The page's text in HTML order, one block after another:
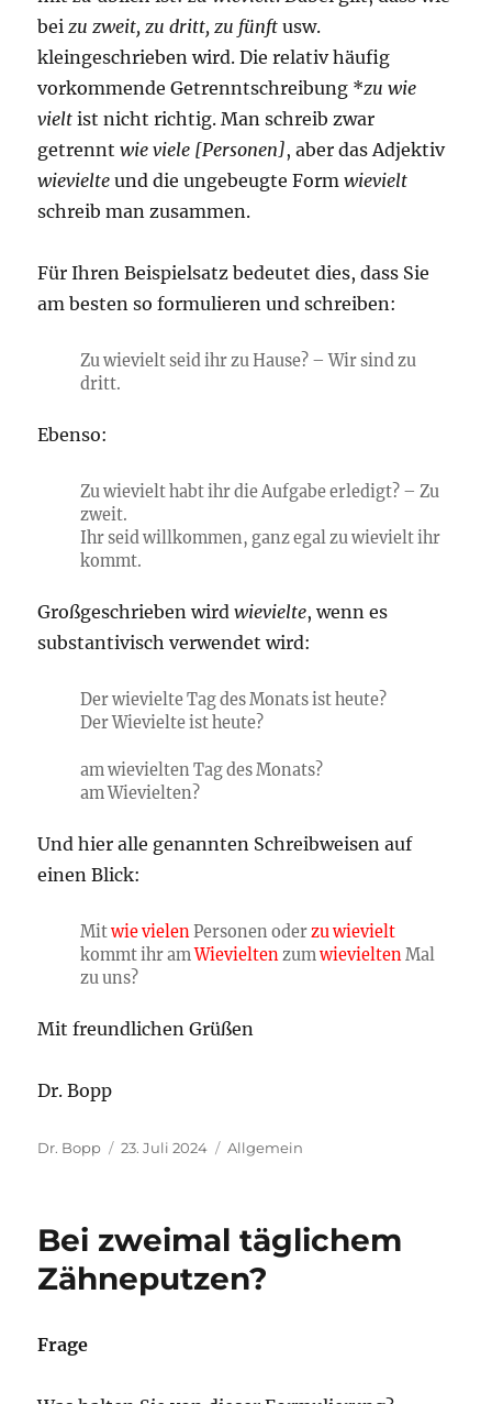
bei zu zweit, zu dritt, zu fünft usw.
kleingeschrieben wird. Die relativ häufig
vorkommende Getrenntschreibung *zu wie
vielt ist nicht richtig. Man schreib zwar
getrenntwie viele [Personen], aber das Adjektiv
wievielte und die ungebeugte Formwievielt
schreib man zusammen.
Für Ihren Beispielsatz bedeutet dies, dass Sie
am besten so formulieren und schreiben:
Zu wievielt seid ihr zu Hause? – Wir sind zu
dritt.
Ebenso:
Zu wievielt habt ihr die Aufgabe erledigt? – Zu
zweit.
Ihr seid willkommen, ganz egal zu wievielt ihr
kommt.
Großgeschrieben wirdwievielte, wenn es
substantivisch verwendet wird:
Der wievielte Tag des Monats ist heute?
Der Wievielte ist heute?
am wievielten Tag des Monats?
am Wievielten?
Und hier alle genannten Schreibweisen auf
einen Blick:
Mitwie vielenPersonen oderzu wievielt
kommt ihr amWievieltenzumwievieltenMal
zu uns?
Mit freundlichen Grüßen
Dr. Bopp
Autor
Dr. Bopp
Veröffentlicht
23. Juli 2024 Kategorien
Allgemein
Bei zweimal täglichem
Zähneputzen?
Frage